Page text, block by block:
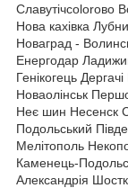
Славутічcolorово
Нова кахівка
Новаград -
Енергодар
Генікогець
Новаолінськ
Неє шин Несенск
Подольський
Мелітополь
Каменець-
Александрія